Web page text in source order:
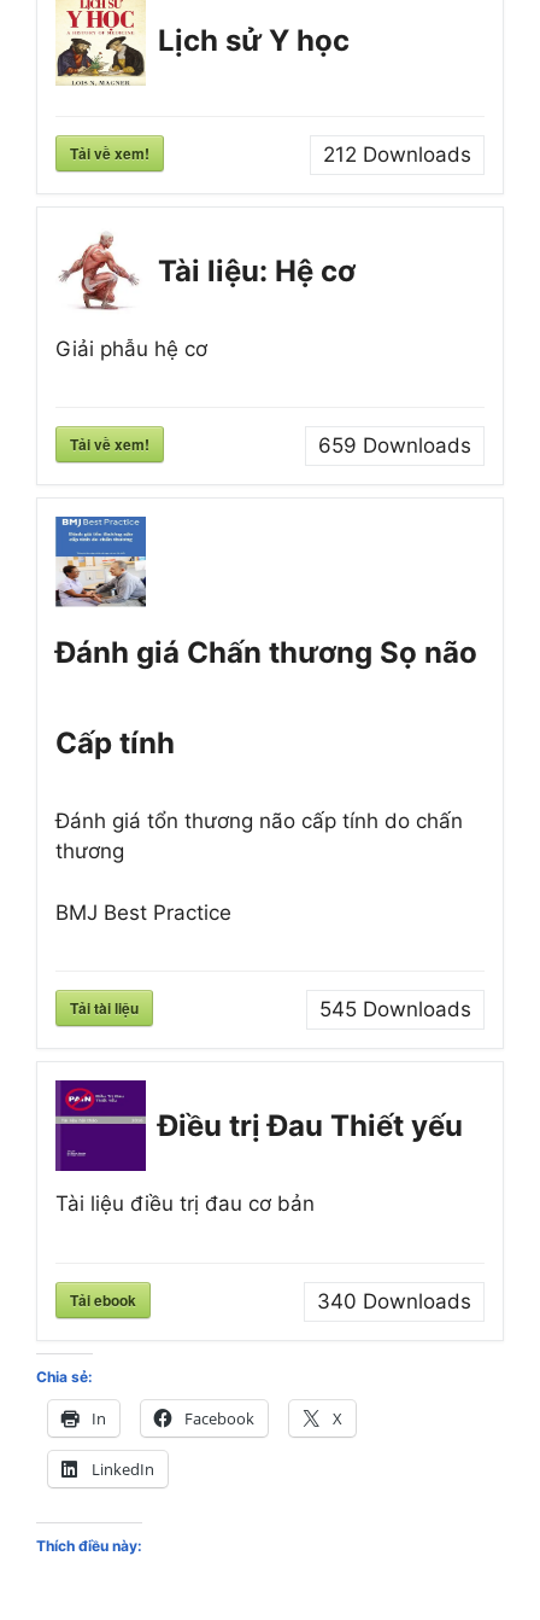
Lịch sử Y học
Tải về xem! 212 Downloads
Tài liệu: Hệ cơ
Giải phẫu hệ cơ
Tải về xem! 659 Downloads
Đánh giá Chấn thương Sọ não
Cấp tính
Đánh giá tổn thương não cấp tính do chấn
thương
BMJ Best Practice
Tải tài liệu 545 Downloads
Điều trị Đau Thiết yếu
Tài liệu điều trị đau cơ bản
Tải ebook 340 Downloads
Chia sẻ:
In Facebook X
LinkedIn
Thích điều này: